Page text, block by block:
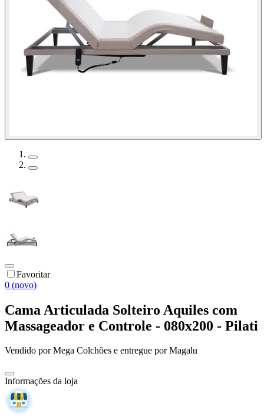
Favoritar
0 (novo)
Cama Articulada Solteiro Aquiles com
Massageador e Controle - 080x200 - Pilati
Vendido porMega Colchões e entregue por Magalu
Informações da loja